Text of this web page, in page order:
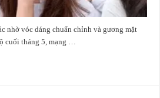
nhờ vóc dáng chuẩn chỉnh và gương mặt
cuối tháng 5, mạng …